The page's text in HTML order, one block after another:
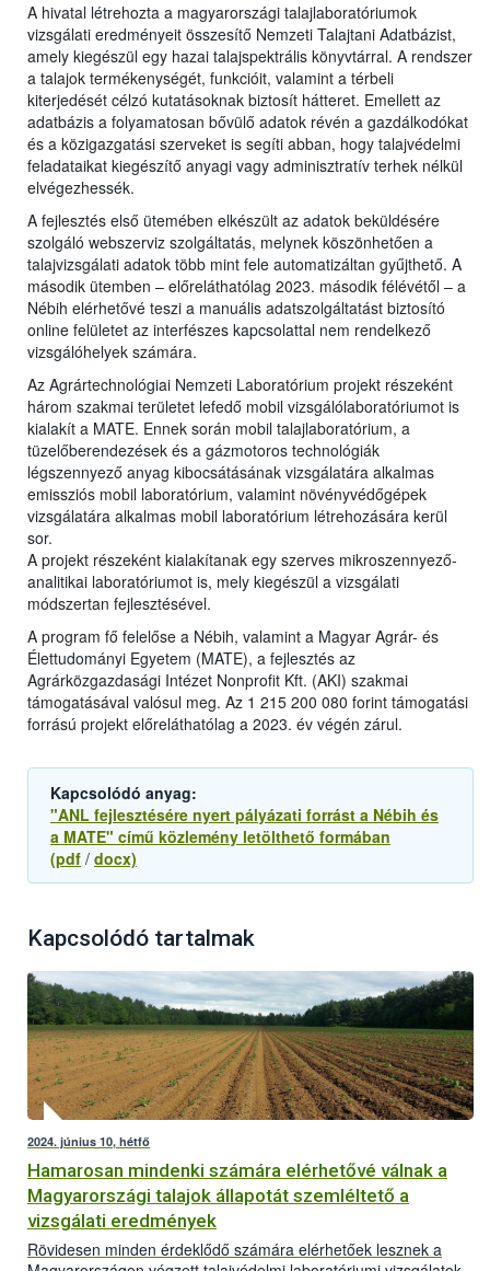
A hivatal létrehozta a magyarországi talajlaboratóriumok
vizsgálati eredményeit összesítő Nemzeti Talajtani Adatbázist,
amely kiegészül egy hazai talajspektrális könyvtárral. A rendszer
a talajok termékenységét, funkcióit, valamint a térbeli
kiterjedését célzó kutatásoknak biztosít hátteret. Emellett az
adatbázis a folyamatosan bővülő adatok révén a gazdálkodókat
és a közigazgatási szerveket is segíti abban, hogy talajvédelmi
feladataikat kiegészítő anyagi vagy adminisztratív terhek nélkül
elvégezhessék.
A fejlesztés első ütemében elkészült az adatok beküldésére
szolgáló webszerviz szolgáltatás, melynek köszönhetően a
talajvizsgálati adatok több mint fele automatizáltan gyűjthető. A
második ütemben – előreláthatólag 2023. második félévétől – a
Nébih elérhetővé teszi a manuális adatszolgáltatást biztosító
online felületet az interfészes kapcsolattal nem rendelkező
vizsgálóhelyek számára.
Az Agrártechnológiai Nemzeti Laboratórium projekt részeként
három szakmai területet lefedő mobil vizsgálólaboratóriumot is
kialakít a MATE. Ennek során mobil talajlaboratórium, a
tüzelőberendezések és a gázmotoros technológiák
légszennyező anyag kibocsátásának vizsgálatára alkalmas
emissziós mobil laboratórium, valamint növényvédőgépek
vizsgálatára alkalmas mobil laboratórium létrehozására kerül
sor.
A projekt részeként kialakítanak egy szerves mikroszennyező-
analitikai laboratóriumot is, mely kiegészül a vizsgálati
módszertan fejlesztésével.
A program fő felelőse a Nébih, valamint a Magyar Agrár- és
Élettudományi Egyetem (MATE), a fejlesztés az
Agrárközgazdasági Intézet Nonprofit Kft. (AKI) szakmai
támogatásával valósul meg. Az 1 215 200 080 forint támogatási
forrású projekt előreláthatólag a 2023. év végén zárul.
Kapcsolódó anyag:
"ANL fejlesztésére nyert pályázati forrást a Nébih és
a MATE" című közlemény letölthető formában
(pdf / docx)
Kapcsolódó tartalmak
2024. június 10, hétfő
Hamarosan mindenki számára elérhetővé válnak a
Magyarországi talajok állapotát szemléltető a
vizsgálati eredmények
Rövidesen minden érdeklődő számára elérhetőek lesznek a